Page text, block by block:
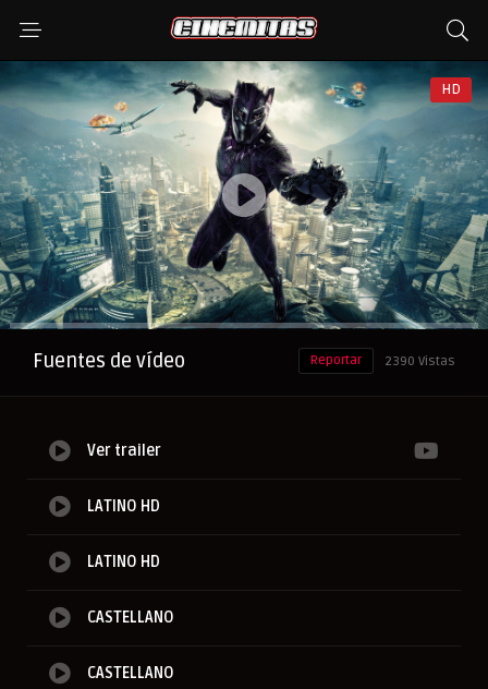
HD
Anuncio
Fuentes de vídeo 2390 Vistas
Reportar
Ver trailer
LATINO HD
LATINO HD
CASTELLANO
CASTELLANO